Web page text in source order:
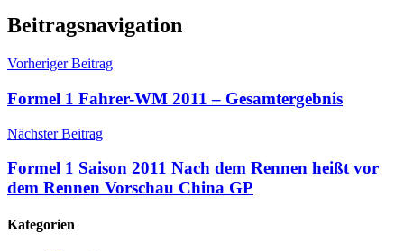
Beitragsnavigation
Vorheriger Beitrag
Formel 1 Fahrer-WM 2011 – Gesamtergebnis
Nächster Beitrag
Formel 1 Saison 2011 Nach dem Rennen heißt vor
dem Rennen Vorschau China GP
Kategorien